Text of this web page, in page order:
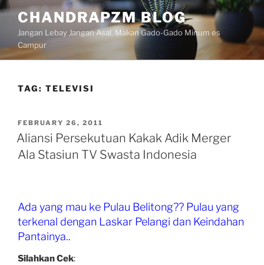
Skip
content
CHANDRAPZM BLOG
Jangan Lebay Jangan Asal. Makan Gado-Gado Minum es
Campur
TAG: TELEVISI
POSTED
ON
FEBRUARY 26, 2011
Aliansi Persekutuan Kakak Adik Merger
Ala Stasiun TV Swasta Indonesia
Ada yang mau ke Pulau Belitong?? Pulau yang
terkenal dengan Laskar Pelangi dan Keindahan
Pantainya..
Silahkan Cek: